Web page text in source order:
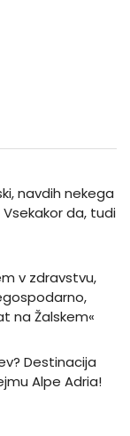
navdih nekega
da, tudi
v zdravstvu,
na Žalskem«
Destinacija
Alpe Adria!